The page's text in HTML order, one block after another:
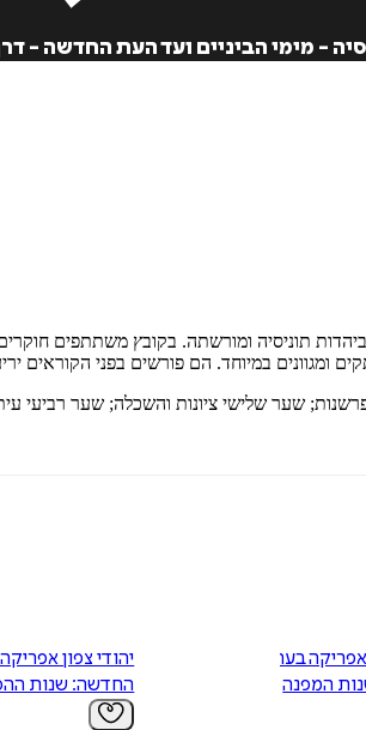
- מימי הביניים ועד העת החדשה -
ביהדות תוניסיה ומורשתה. בקובץ משתתפים
ומגוונים במיוחד. הם פורשים בפני הקוראים
שער שלישי ציונות והשכלה; שער רביעי
אפריקה בעת
המפנה
יהודי צפון
החדשה: שנות